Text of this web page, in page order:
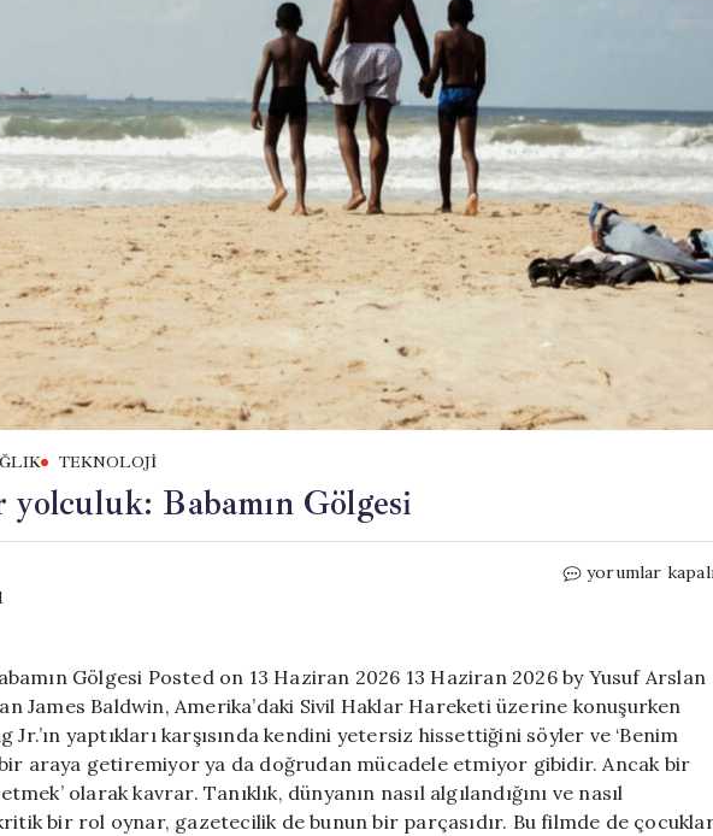
TEKNOLOJI
yolculuk: Babamın Gölgesi
1993
Babamın
Gölgesi
yorumlar
Gölgesi Posted on 13 Haziran 2026 13 Haziran 2026 by Yusuf Arslan
James Baldwin, Amerika’daki Sivil Haklar Hareketi üzerine konuşurken
yaptıkları karşısında kendini yetersiz hissettiğini söyler ve ‘Benim
araya getiremiyor ya da doğrudan mücadele etmiyor gibidir. Ancak bir
olarak kavrar. Tanıklık, dünyanın nasıl algılandığını ve nasıl
bir rol oynar, gazetecilik de bunun bir parçasıdır. Bu filmde de